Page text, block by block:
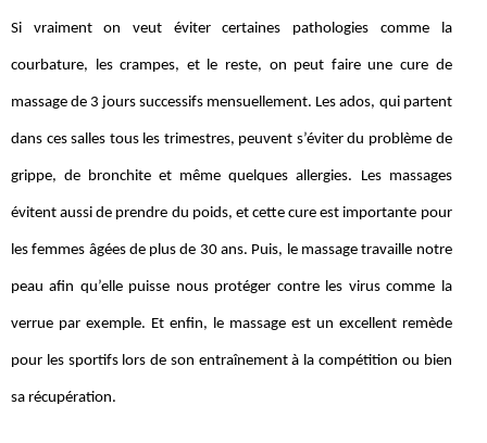
Si vraiment on veut éviter certaines pathologies comme la
courbature, les crampes, et le reste, on peut faire une cure de
massage de 3 jours successifs mensuellement. Les ados, qui partent
dans ces salles tous les trimestres, peuvent s’éviter du problème de
grippe, de bronchite et même quelques allergies. Les massages
évitent aussi de prendre du poids, et cette cure est importante pour
les femmes âgées de plus de 30 ans. Puis, le massage travaille notre
peau afin qu’elle puisse nous protéger contre les virus comme la
verrue par exemple. Et enfin, le massage est un excellent remède
pour les sportifs lors de son entraînement à la compétition ou bien
sa récupération.